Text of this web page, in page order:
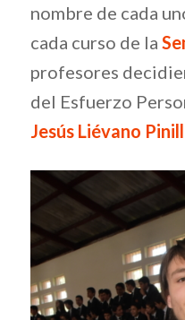
nombre de cada
cada curso de la
profesores
del Esfuerzo
Jesús Liévano